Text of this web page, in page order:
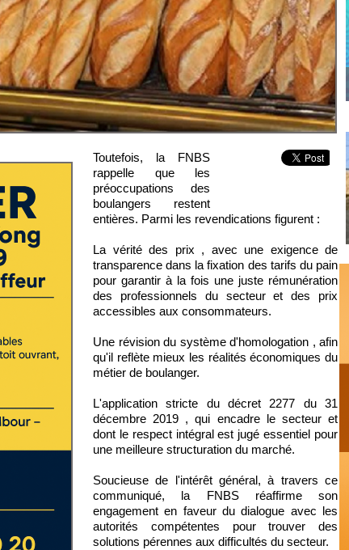
Toutefois, la FNBS
rappelle que les
préoccupations des
boulangers restent
entières. Parmi les revendications figurent :
La vérité des prix , avec une exigence de
transparence dans la fixation des tarifs du pain
pour garantir à la fois une juste rémunération
des professionnels du secteur et des prix
accessibles aux consommateurs.
Une révision du système d'homologation , afin
qu'il reflète mieux les réalités économiques du
métier de boulanger.
L'application stricte du décret 2277 du 31
décembre 2019 , qui encadre le secteur et
dont le respect intégral est jugé essentiel pour
une meilleure structuration du marché.
Soucieuse de l'intérêt général, à travers ce
communiqué, la FNBS réaffirme son
engagement en faveur du dialogue avec les
autorités compétentes pour trouver des
solutions pérennes aux difficultés du secteur.